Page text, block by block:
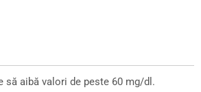
să aibă valori de peste 60 mg/dl.